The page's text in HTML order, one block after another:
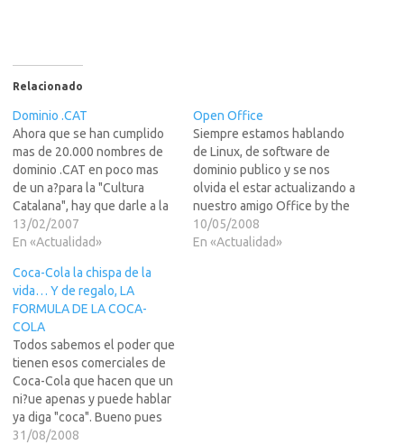
Relacionado
Dominio .CAT
Ahora que se han cumplido
mas de 20.000 nombres de
dominio .CAT en poco mas
de un a?para la "Cultura
Catalana", hay que darle a la
maquina del tiempo y pensar
que la idea no fue nueva... en
el a?7, una serie de locos
que…
13/02/2007
En «Actualidad»
Open Office
Siempre estamos hablando
de Linux, de software de
dominio publico y se nos
olvida el estar actualizando a
nuestro amigo Office by the
face, OpenOffice.org.Para
el/la que no lo sepa esta es
10/05/2008
En «Actualidad»
Coca-Cola la chispa de la
vida… Y de regalo, LA
FORMULA DE LA COCA-
COLA
Todos sabemos el poder que
tienen esos comerciales de
Coca-Cola que hacen que un
ni?ue apenas y puede hablar
ya diga "coca". Bueno pues
aqu?na peque?ese?e lo que
31/08/2008